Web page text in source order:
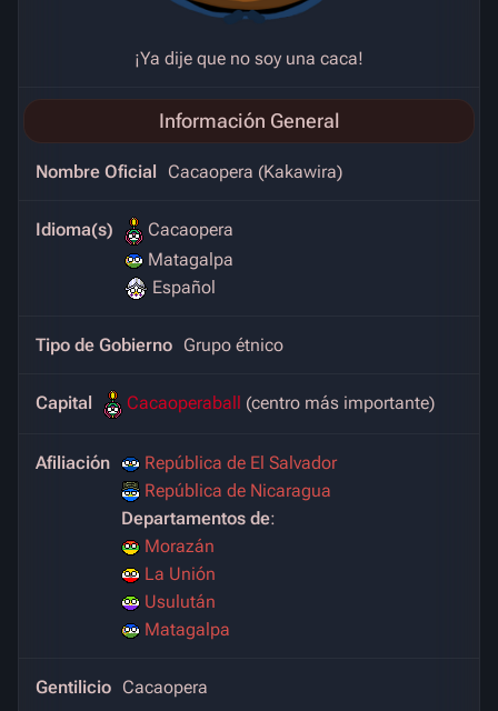
¡Ya dije que no soy una caca!
Información General
Nombre Oficial Cacaopera (Kakawira)
Idioma(s)
Cacaopera
Matagalpa
Español
Tipo de Gobierno Grupo étnico
Capital Cacaoperaball (centro más importante)
Afiliación
República de El Salvador
República de Nicaragua
Departamentos de:
Morazán
La Unión
Usulután
Matagalpa
Gentilicio Cacaopera